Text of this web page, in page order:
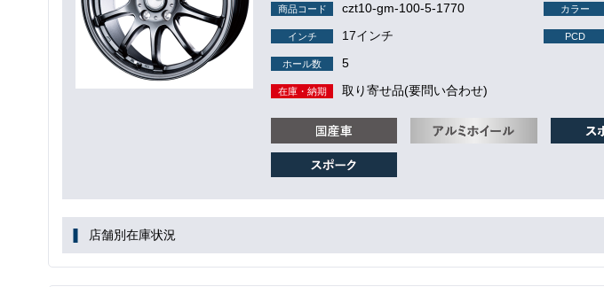
商品コード czt10-gm-100-5-1770 カラー
インチ 17インチ PCD
ホール数 5
在庫・納期 取り寄せ品(要問い合わせ)
店舗別在庫状況